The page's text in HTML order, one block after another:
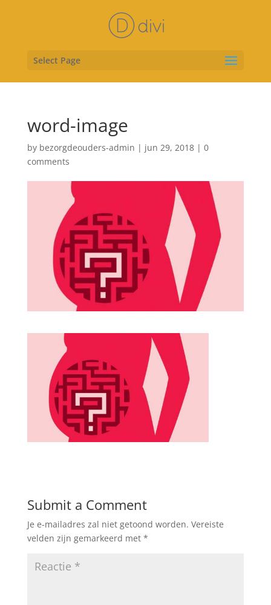
Select Page
word-image
by bezorgdeouders-admin | jun 29, 2018| 0
comments
Submit a Comment
Je e-mailadres zal niet getoond worden. Vereiste
velden zijn gemarkeerd met *